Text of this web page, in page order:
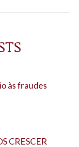
às fraudes
CRESCER